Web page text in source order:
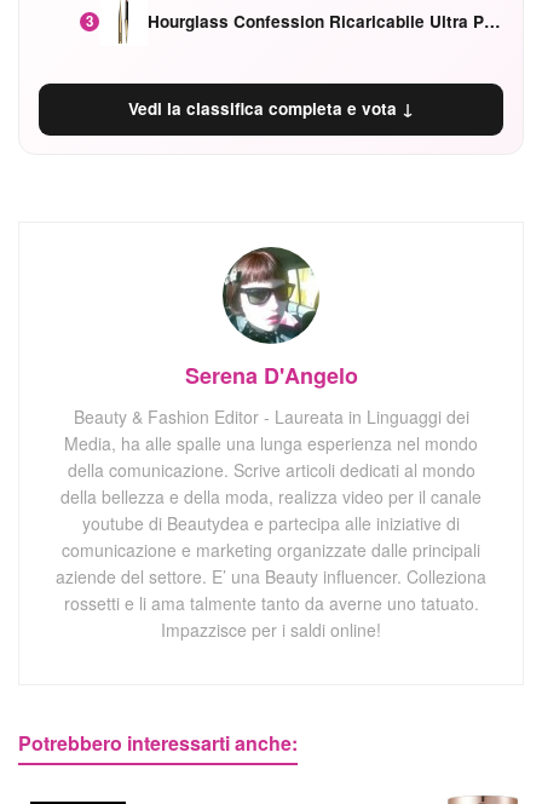
3 Hourglass Confession Ricaricabile Ultra Preciso Ad Alta Intensità Secretly Classic Red
Vedi la classifica completa e vota ↓
Serena D'Angelo
Beauty & Fashion Editor - Laureata in Linguaggi dei
Media, ha alle spalle una lunga esperienza nel mondo
della comunicazione. Scrive articoli dedicati al mondo
della bellezza e della moda, realizza video per il canale
youtube di Beautydea e partecipa alle iniziative di
comunicazione e marketing organizzate dalle principali
aziende del settore. E’ una Beauty influencer. Colleziona
rossetti e li ama talmente tanto da averne uno tatuato.
Impazzisce per i saldi online!
Potrebbero interessarti anche: